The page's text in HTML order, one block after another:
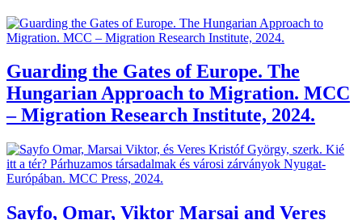
Guarding the Gates of Europe. The
Hungarian Approach to Migration. MCC
– Migration Research Institute, 2024.
Sayfo, Omar, Viktor Marsai and Veres